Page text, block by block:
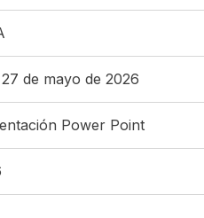
de mayo de 2026
Power Point